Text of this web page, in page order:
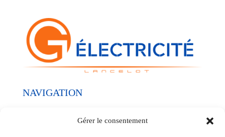
Gérer le consentement
NAVIGATION